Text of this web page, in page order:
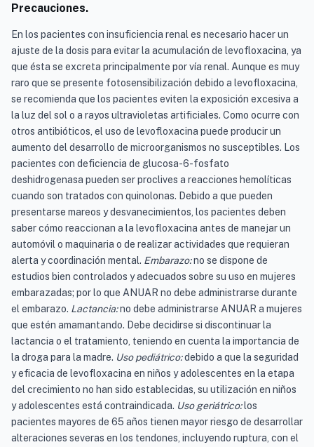
Precauciones.
En los pacientes con insuficiencia renal es necesario hacer un
ajuste de la dosis para evitar la acumulación de levofloxacina, ya
que ésta se excreta principalmente por vía renal. Aunque es muy
raro que se presente fotosensibilización debido a levofloxacina,
se recomienda que los pacientes eviten la exposición excesiva a
la luz del sol o a rayos ultravioletas artificiales. Como ocurre con
otros antibióticos, el uso de levofloxacina puede producir un
aumento del desarrollo de microorganismos no susceptibles. Los
pacientes con deficiencia de glucosa-6-fosfato
deshidrogenasa pueden ser proclives a reacciones hemolíticas
cuando son tratados con quinolonas. Debido a que pueden
presentarse mareos y desvanecimientos, los pacientes deben
saber cómo reaccionan a la levofloxacina antes de manejar un
automóvil o maquinaria o de realizar actividades que requieran
alerta y coordinación mental. Embarazo:no se dispone de
estudios bien controlados y adecuados sobre su uso en mujeres
embarazadas; por lo que ANUAR no debe administrarse durante
el embarazo. Lactancia:no debe administrarse ANUAR a mujeres
que estén amamantando. Debe decidirse si discontinuar la
lactancia o el tratamiento, teniendo en cuenta la importancia de
la droga para la madre. Uso pediátrico:debido a que la seguridad
y eficacia de levofloxacina en niños y adolescentes en la etapa
del crecimiento no han sido establecidas, su utilización en niños
y adolescentes está contraindicada. Uso geriátrico:los
pacientes mayores de 65 años tienen mayor riesgo de desarrollar
alteraciones severas en los tendones, incluyendo ruptura, con el